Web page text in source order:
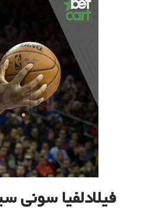
فیلادلفیا